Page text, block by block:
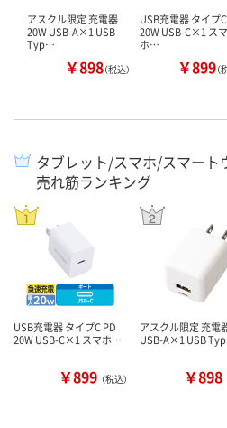
アスクル限定 充電器
20W USB-A×1 USB
Typ…
￥898（税込）
USB充電器 タイプ
20W USB-C×1 スマ
ホ…
￥899（
タブレット/スマホ/スマート
売れ筋ランキング
USB充電器 タイプC PD
20W USB-C×1 スマホ…
￥899 （税込）
アスクル限定 充電
USB-A×1 USB
￥898